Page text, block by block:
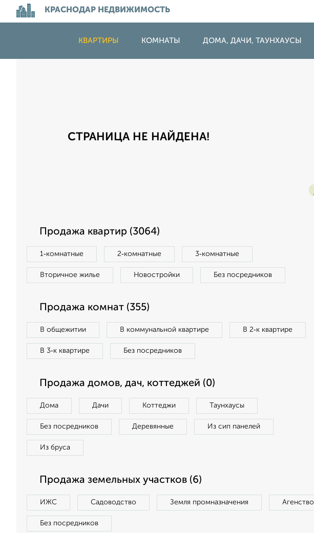
КРАСНОДАР НЕДВИЖИМОСТЬ
КВАРТИРЫ КОМНАТЫ ДОМА, ДАЧИ, ТАУНХАУСЫ
СТРАНИЦА НЕ НАЙДЕНА!
Продажа квартир (3064)
1‑комнатные 2‑комнатные 3‑комнатные
Вторичное жилье Новостройки Без посредников
Продажа комнат (355)
В общежитии В коммунальной квартире В 2‑к квартире
В 3‑к квартире Без посредников
Продажа домов, дач, коттеджей (0)
Дома Дачи Коттеджи Таунхаусы
Без посредников Деревянные Из сип панелей
Из бруса
Продажа земельных участков (6)
ИЖС Садоводство Земля промназначения Агенство
Без посредников